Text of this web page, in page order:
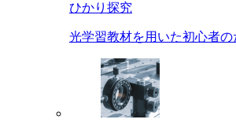
ひかり探究
光学習教材を用いた初心者